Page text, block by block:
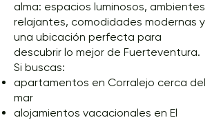
alma: espacios luminosos, ambientes
relajantes, comodidades modernas y
una ubicación perfecta para
descubrir lo mejor de Fuerteventura.
Si buscas:
apartamentos en Corralejo cerca del
mar
alojamientos vacacionales en El